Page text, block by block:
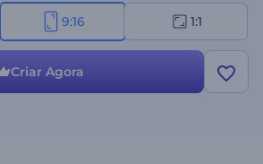
e surpreenda seu público. É perfeito
sites, serviços e mais. Experimente
9:16 1:1
Criar Agora